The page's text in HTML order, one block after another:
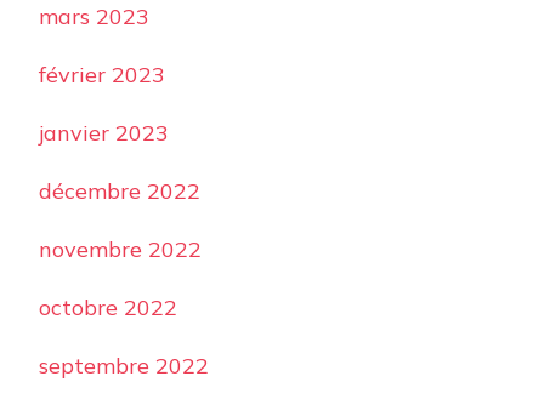
mars 2023
février 2023
janvier 2023
décembre 2022
novembre 2022
octobre 2022
septembre 2022